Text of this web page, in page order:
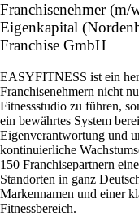
Franchisenehmer (m/
Eigenkapital
Franchise GmbH
EASYFITNESS ist ein
Franchisenehmern nicht
Fitnessstudio zu führen,
ein bewährtes System
Eigenverantwortung und
kontinuierliche
150 Franchisepartnern
Standorten in ganz
Markennamen und einer
Fitnessbereich.